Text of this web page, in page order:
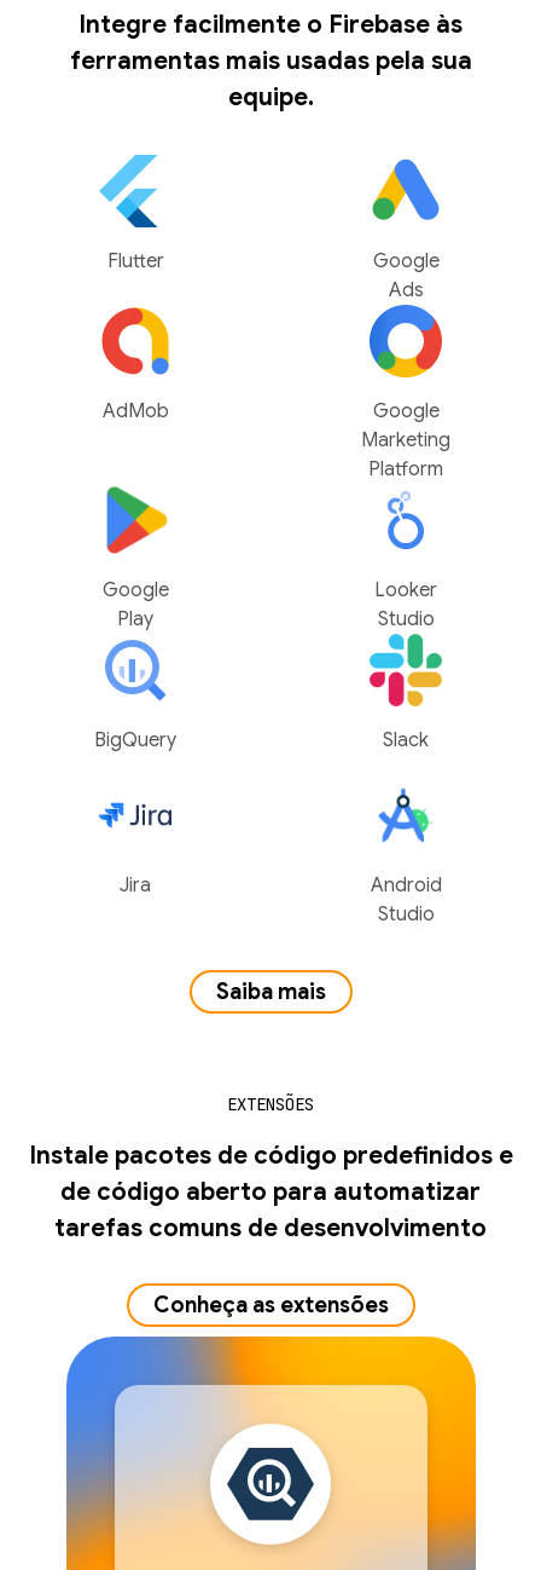
Integre facilmente o Firebase às
ferramentas mais usadas pela sua
equipe.
Flutter
Google
Ads
AdMob
Google
Marketing
Platform
Google
Play
Looker
Studio
BigQuery Slack
Jira
Android
Studio
Saiba mais
EXTENSÕES
Instale pacotes de código predefinidos e
de código aberto para automatizar
tarefas comuns de desenvolvimento
Conheça as extensões